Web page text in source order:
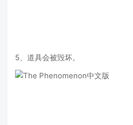
5、道具会被毁坏。